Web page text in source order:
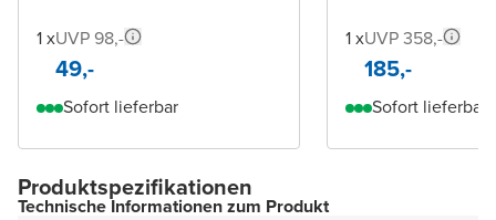
1 xUVP 98,-
49,-
Sofort lieferbar
1 xUVP 358,-
185,-
Sofort lieferbar
Produktspezifikationen
Technische Informationen zum Produkt